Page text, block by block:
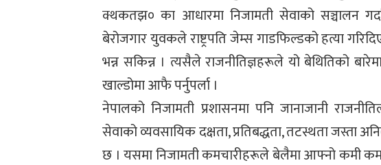
क्थकतझ० का आधारमा निजामती सेवाको सञ्चालन
बेरोजगार युवकले राष्ट्रपति जेम्स गाडफिल्डको हत्या
भन्न सकिन्न । त्यसैले राजनीतिज्ञहरूले यो बेथितिको
खाल्डोमा आफै पर्नुपर्ला ।
नेपालको निजामती प्रशासनमा पनि जानाजानी
सेवाको व्यवसायिक दक्षता, प्रतिबद्धता, तटस्थता जस्ता
छ । यसमा निजामती कमचारीहरूले बेलैमा आफ्नो कमी